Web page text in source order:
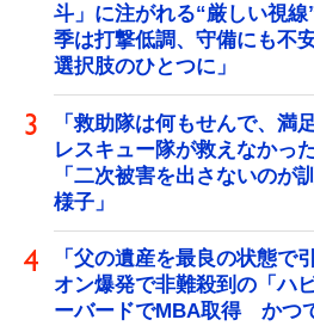
斗」に注がれる“厳しい視
季は打撃低調、守備にも不
選択肢のひとつに」
「救助隊は何もせんで、満
レスキュー隊が救えなか
「二次被害を出さないのが
様子」
「父の遺産を最良の状態
オン爆発で非難殺到の「ハ
ーバードでMBA取得 かつ